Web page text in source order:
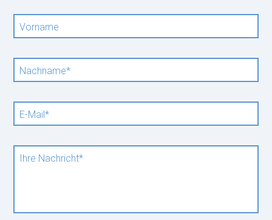
Vorname
Pflichtfeld
Nachname*
Pflichtfeld
E-Mail*
Pflichtfeld
Ihre Nachricht*